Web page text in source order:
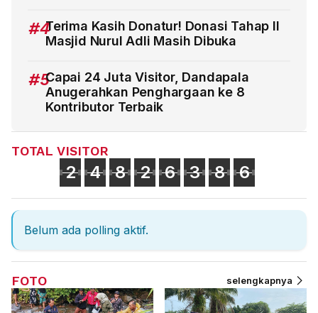
#4Terima Kasih Donatur! Donasi Tahap II
Masjid Nurul Adli Masih Dibuka
#5Capai 24 Juta Visitor, Dandapala
Anugerahkan Penghargaan ke 8
Kontributor Terbaik
TOTAL VISITOR
2 4 8 2 6 3 8 6
Belum ada polling aktif.
FOTO selengkapnya